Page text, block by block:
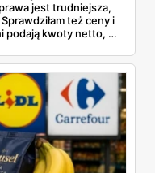
jest trudniejsza,
też ceny i
podają kwoty netto, a
kosztuje w
weekendowej